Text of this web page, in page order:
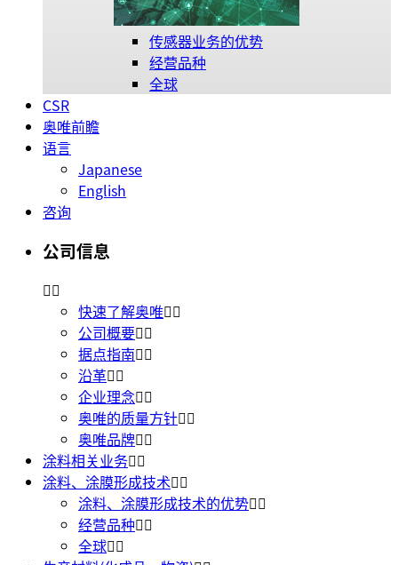
传感器业务的优势
经营品种
全球
CSR
奥唯前瞻
语言
Japanese
English
咨询
公司信息
快速了解奥唯
公司概要
据点指南
沿革
企业理念
奥唯的质量方针
奥唯品牌
涂料相关业务
涂料、涂膜形成技术
涂料、涂膜形成技术的优势
经营品种
全球